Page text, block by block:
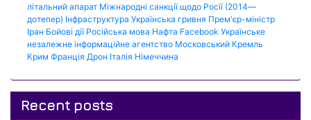
літальний апарат Міжнародні санкції щодо Росії (2014—
дотепер) Інфраструктура Українська гривня Прем'єр-міністр
Іран Бойові дії Російська мова Нафта Facebook Українське
незалежне інформаційне агентство Московський Кремль
Крим Франція Дрон Італія Німеччина
Recent posts